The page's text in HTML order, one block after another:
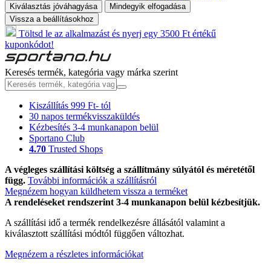
Kiválasztás jóváhagyása
Mindegyik elfogadása
Vissza a beállításokhoz
Töltsd le az alkalmazást és nyerj egy 3500 Ft értékű
kuponkódot!
Keresés termék, kategória vagy márka szerint
Kiszállítás 999 Ft- tól
30 napos termékvisszaküldés
Kézbesítés 3-4 munkanapon belül
Sportano Club
4.70 Trusted Shops
A végleges szállítási költség a szállítmány súlyától és méretétől
függ. További információk a szállításról
Megnézem hogyan küldhetem vissza a terméket
A rendeléseket rendszerint 3-4 munkanapon belül kézbesítjük.
A szállítási idő a termék rendelkezésre állásától valamint a
kiválasztott szállítási módtól függően változhat.
Megnézem a részletes információkat